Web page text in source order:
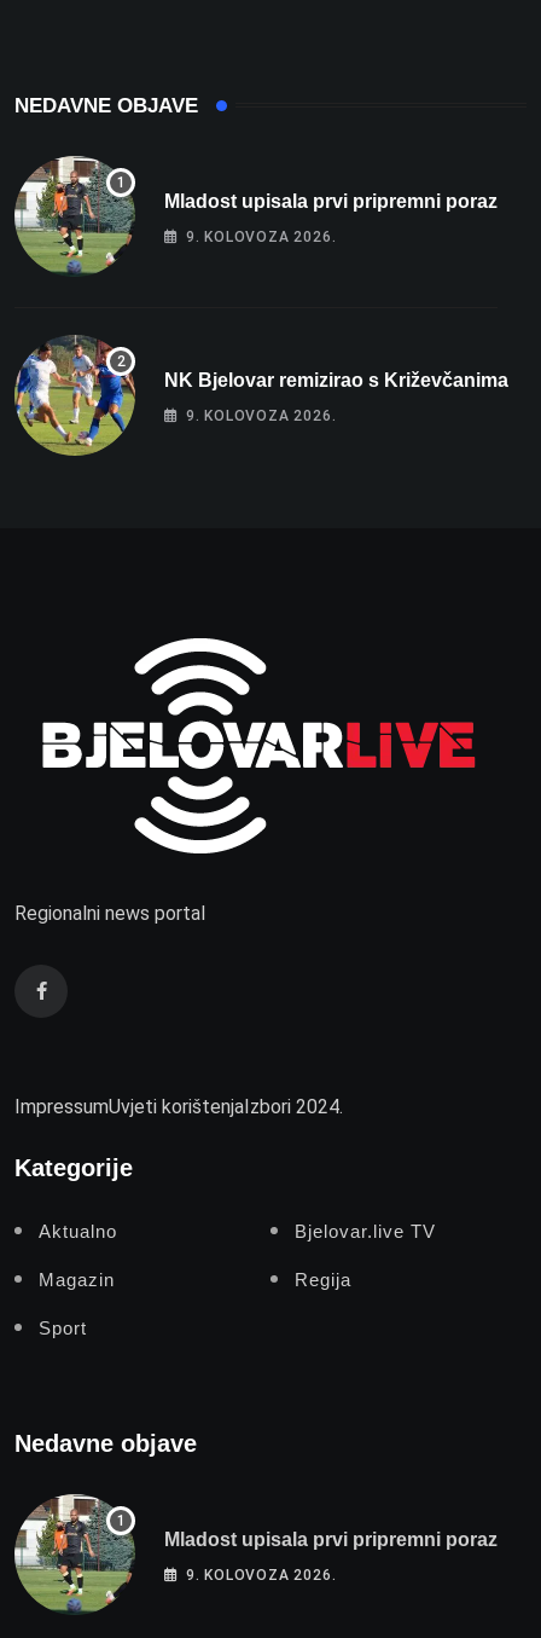
NEDAVNE OBJAVE
Mladost upisala prvi pripremni poraz
9. KOLOVOZA 2026.
NK Bjelovar remizirao s Križevčanima
9. KOLOVOZA 2026.
Regionalni news portal
ImpressumUvjeti korištenjaIzbori 2024.
Kategorije
Aktualno Bjelovar.live TV
Magazin Regija
Sport
Nedavne objave
Mladost upisala prvi pripremni poraz
9. KOLOVOZA 2026.